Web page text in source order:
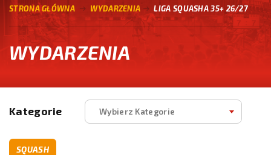
STRONA GŁÓWNA WYDARZENIA LIGA SQUASHA 35+ 26/27
WYDARZENIA
Kategorie Wybierz Kategorie
SQUASH